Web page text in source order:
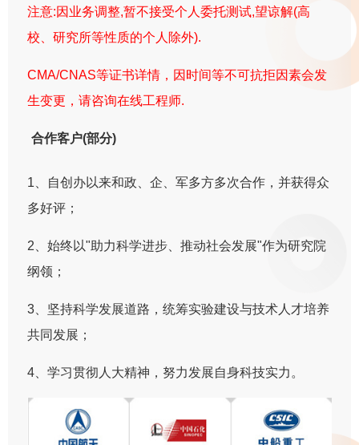
注意:因业务调整,暂不接受个人委托测试,望谅解(高
校、研究所等性质的个人除外).
CMA/CNAS等证书详情，因时间等不可抗拒因素会发
生变更，请咨询在线工程师.
合作客户(部分)
1、自创办以来和政、企、军多方多次合作，并获得众
多好评；
2、始终以"助力科学进步、推动社会发展"作为研究院
纲领；
3、坚持科学发展道路，统筹实验建设与技术人才培养
共同发展；
4、学习贯彻人大精神，努力发展自身科技实力。